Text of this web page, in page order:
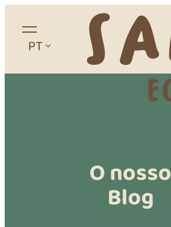
Glamping
Apartamentos
PT
O nosso
Blog